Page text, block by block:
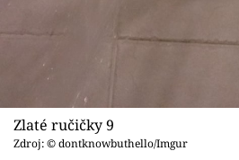
Zlaté ručičky 9
Zdroj: © dontknowbuthello/Imgur